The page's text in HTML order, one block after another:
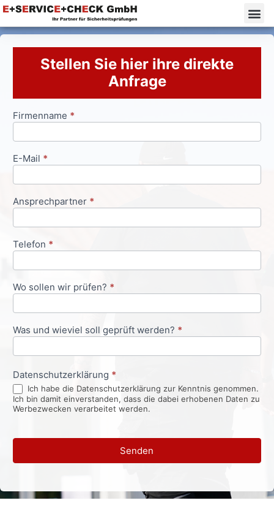
Stellen Sie hier ihre direkte
Anfrage
Anfrageformular
Firmenname *
E-Mail *
Ansprechpartner *
Telefon *
Wo sollen wir prüfen? *
Was und wieviel soll geprüft werden? *
Datenschutzerklärung *
Ich habe die Datenschutzerklärung zur Kenntnis genommen.
Ich bin damit einverstanden, dass die dabei erhobenen Daten zu
Werbezwecken verarbeitet werden.
Senden